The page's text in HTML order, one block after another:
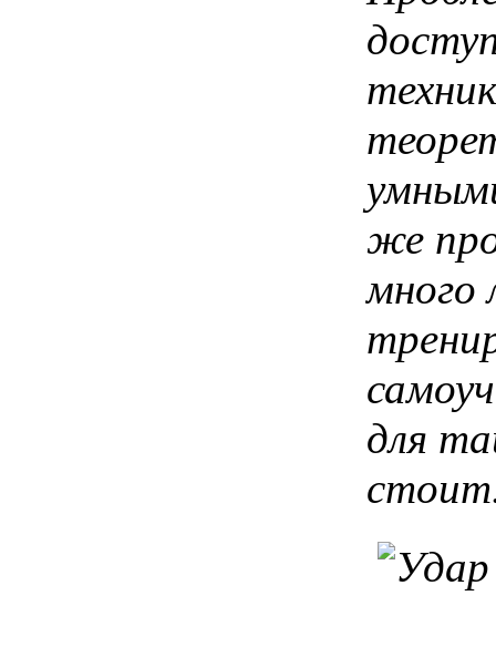
же
много
для